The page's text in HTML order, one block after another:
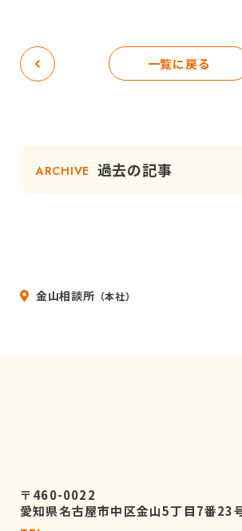
一覧に戻る
ARCHIVE 過去の記事
金山相談所 （本社）
〒460-0022
愛知県名古屋市中区金山5丁目7番23